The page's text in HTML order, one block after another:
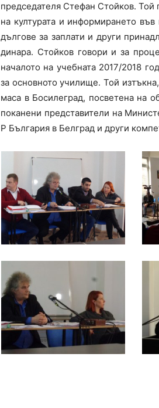
председателя Стефан Стойков. Той
на културата и информирането
дългове за заплати и други
динара. Стойков говори и за
началото на учебната 2017/2018
за основното училище. Той
маса в Босилеград, посветена на
поканени представители на
Р България в Белград и други